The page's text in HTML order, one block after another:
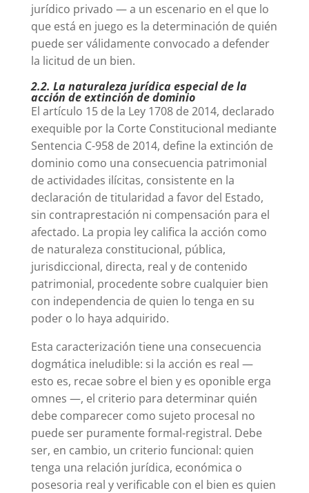
jurídico privado — a un escenario en el que lo
que está en juego es la determinación de quién
puede ser válidamente convocado a defender
la licitud de un bien.
2.2. La naturaleza jurídica especial de la
acción de extinción de dominio
El artículo 15 de la Ley 1708 de 2014, declarado
exequible por la Corte Constitucional mediante
Sentencia C-958 de 2014, define la extinción de
dominio como una consecuencia patrimonial
de actividades ilícitas, consistente en la
declaración de titularidad a favor del Estado,
sin contraprestación ni compensación para el
afectado. La propia ley califica la acción como
de naturaleza constitucional, pública,
jurisdiccional, directa, real y de contenido
patrimonial, procedente sobre cualquier bien
con independencia de quien lo tenga en su
poder o lo haya adquirido.
Esta caracterización tiene una consecuencia
dogmática ineludible: si la acción es real —
esto es, recae sobre el bien y es oponible erga
omnes —, el criterio para determinar quién
debe comparecer como sujeto procesal no
puede ser puramente formal-registral. Debe
ser, en cambio, un criterio funcional: quien
tenga una relación jurídica, económica o
posesoria real y verificable con el bien es quien